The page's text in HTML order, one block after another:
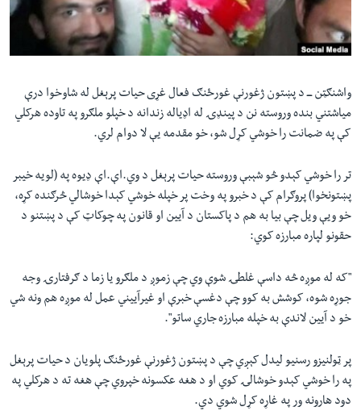
مخکې
لټون
واوړئ
اداریه
Learning English
FOLLOW US
ژبې
واشنګټن ـــ د پښتون ژغورنې غورځنګ فعال غړی حیات پرېغل له شاوخوا درې
میاشتني بنده وروسته نن د پینډۍ له اډیاله زندانه د خپلو ملګرو په تاوده هرکلي
کې په ضمانت را خوشي کړل شو، خو مقدمه یې لا دوام لري.
تر را خوشي کېدو څو شېبې وروسته حیات پرېغل د وي.اې.اې ډیوه په (لویه خیبر
پښتونخوا) پروګرام کې د خبرو په وخت پر خپله خوشي کېدا خوشالي څرګنده کړه،
خو ویې ویل چې بیا به هم د پاکستان د آیین او قانون په چوکاټ کې د پښتنو د
حقونو لپاره مبارزه کوي:
"که له موږه څه داسې غلطۍ شوې وي چې زموږ د ملګرو یا زما د ګرفتارۍ وجه
جوړه شوه، کوشش به کوو چې دغسې خبرې او غیرآییني عمل له موږه هم ونه شي
خو د آیین لاندې به خپله مبارزه جاري ساتو"
.
پر ټولنیزو رسنیو لیدل کېږي چې د پښتون ژغورنې غورځنګ پلویان د حیات پرېغل
په را خوشي کېدو خوشالۍ کوي او د هغه عکسونه خپروي چې هغه ته د هرکلي په
دود هارونه ور په غاړه کړل شوي دي.